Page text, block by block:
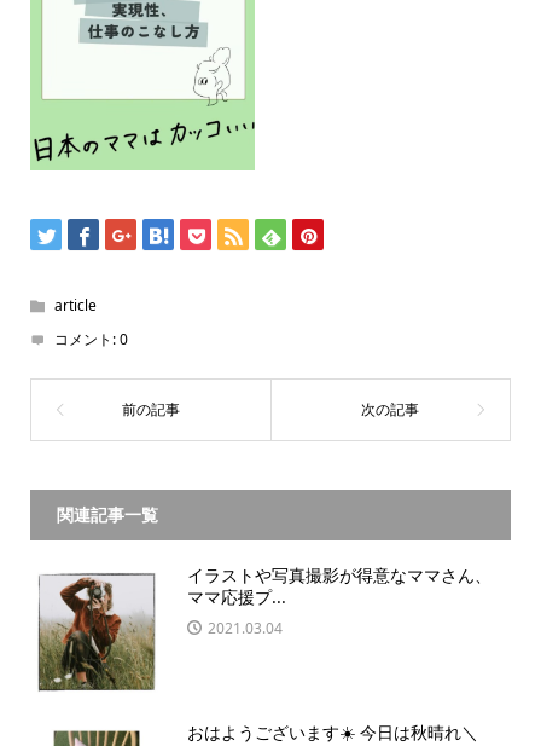
article
コメント:0
関連記事一覧
イラストや写真撮影が得意なママさん、
ママ応援プ...
2021.03.04
おはようございます☀️ 今日は秋晴れ＼